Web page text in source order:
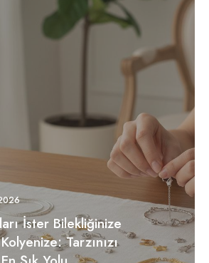
İster Bilekliğinize
Tarzınızı